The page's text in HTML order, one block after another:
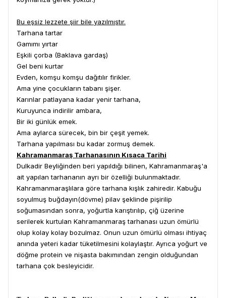
Bu eşsiz lezzete şiir bile yazılmıştır.
Tarhana tartar
Gamımı yırtar
Eşkili çorba (Baklava gardaş)
Gel beni kurtar
Evden, komşu komşu dağıtılır firikler.
Ama yine çocukların tabanı şişer.
Karınlar patlayana kadar yenir tarhana,
Kuruyunca indirilir ambara,
Bir iki günlük emek.
Ama aylarca sürecek, bin bir çeşit yemek.
Tarhana yapılması bu kadar zormuş demek.
Kahramanmaraş Tarhanasının Kısaca Tarihi
Dulkadir Beyliğinden beri yapıldığı bilinen, Kahramanmaraş'a
ait yapılan tarhananın ayrı bir özelliği bulunmaktadır.
Kahramanmaraşlılara göre tarhana kışlık zahiredir. Kabuğu
soyulmuş buğdayın(dövme) pilav şeklinde pişirilip
soğumasından sonra, yoğurtla karıştırılıp, çiğ üzerine
serilerek kurtulan Kahramanmaraş tarhanası uzun ömürlü
olup kolay kolay bozulmaz. Onun uzun ömürlü olması ihtiyaç
anında yeteri kadar tüketilmesini kolaylaştır. Ayrıca yoğurt ve
döğme protein ve nişasta bakımından zengin olduğundan
tarhana çok besleyicidir.